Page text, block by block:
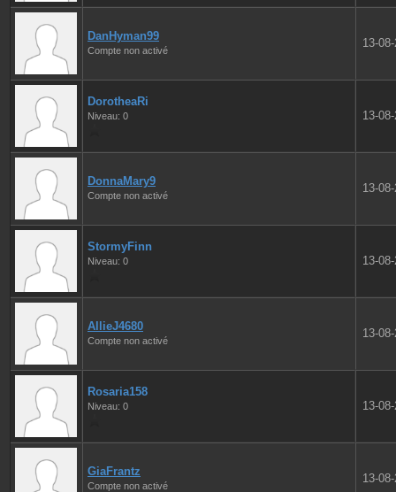
DanHyman99
Compte non activé
13-
DorotheaRi
Niveau: 0 13-
DonnaMary9
Compte non activé
13-
StormyFinn
Niveau: 0 13-
AllieJ4680
Compte non activé
13-
Rosaria158
Niveau: 0 13-
GiaFrantz
Compte non activé
13-